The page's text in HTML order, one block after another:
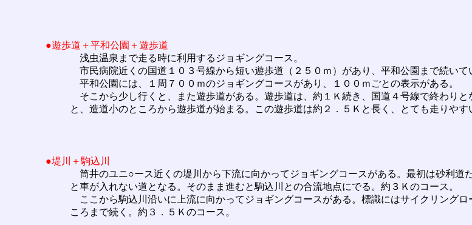
●遊歩道＋平和公園＋遊歩道
浅虫温泉まで走る時に利用するジョギングコース。
市民病院近くの国道１０３号線から短い遊歩道（２５０ｍ）があり、平和公園まで続いて
平和公園には、１周７００ｍのジョギングコースがあり、１００ｍごとの表示がある。
そこから少し行くと、また遊歩道がある。遊歩道は、約１Ｋ続き、国道４号線で終わりと
と、造道小のところから遊歩道が始まる。この遊歩道は約２．５Ｋと長く、とても走りやす
●堤川＋駒込川
筒井のユニ○ース近くの堤川から下流に向かってジョギングコースがある。最初は砂利道
と車が入れない道となる。そのまま進むと駒込川との合流地点にでる。約３Ｋのコース。
ここから駒込川沿いに上流に向かってジョギングコースがある。標識にはサイクリング
ころまで続く。約３．５Ｋのコース。